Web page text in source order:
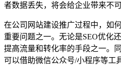
者数据丢失，将会给企业带来不
在公司网站建设推广过程中，如
重要问题之一。无论是SEO优化
提高流量和转化率的手段之一。
可以借助微信公众号/小程序等工